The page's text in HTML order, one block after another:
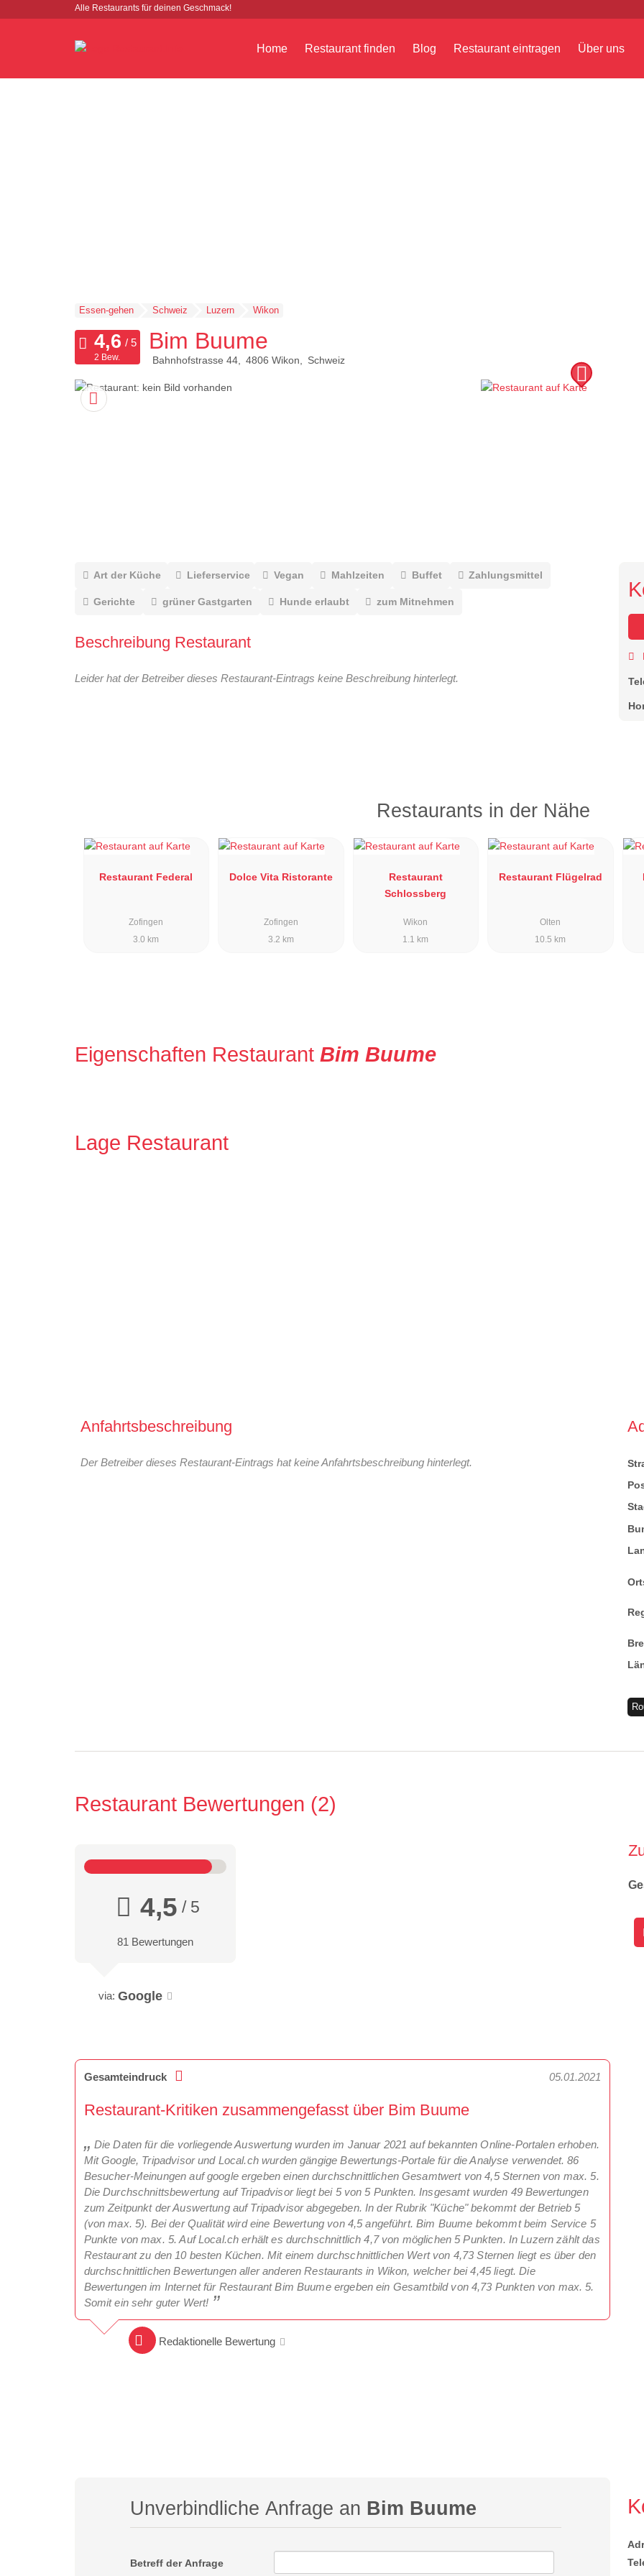
Alle Restaurants für deinen Geschmack!
Home Restaurant finden Blog Restaurant eintragen Über uns
Essen-gehen Schweiz Luzern Wikon
Bim Buume
Bahnhofstrasse 44 4806 Wikon Schweiz
2 Bew.
Art der Küche Lieferservice Vegan Mahlzeiten Buffet Zahlungsmittel
Gerichte grüner Gastgarten Hunde erlaubt zum Mitnehmen
Beschreibung Restaurant
Leider hat der Betreiber dieses Restaurant-Eintrags keine Beschreibung hinterlegt.
Restaurants in der Nähe
Restaurant Federal
Zofingen
3.0 km
Dolce Vita Ristorante
Zofingen
3.2 km
Restaurant
Schlossberg
Wikon
1.1 km
Restaurant Flügelrad
Olten
10.5 km
Eigenschaften Restaurant Bim Buume
Lage Restaurant
Anfahrtsbeschreibung
Der Betreiber dieses Restaurant-Eintrags hat keine Anfahrtsbeschreibung hinterlegt.
Restaurant Bewertungen 2
4,5 / 5
81 Bewertungen
via: Google
Gesamteindruck 05.01.2021
Restaurant-Kritiken zusammengefasst über Bim Buume
Die Daten für die vorliegende Auswertung wurden im Januar 2021 auf bekannten Online-Portalen erhoben.
Mit Google, Tripadvisor und Local.ch wurden gängige Bewertungs-Portale für die Analyse verwendet. 86
Besucher-Meinungen auf google ergeben einen durchschnittlichen Gesamtwert von 4,5 Sternen von max. 5.
Die Durchschnittsbewertung auf Tripadvisor liegt bei 5 von 5 Punkten. Insgesamt wurden 49 Bewertungen
zum Zeitpunkt der Auswertung auf Tripadvisor abgegeben. In der Rubrik "Küche" bekommt der Betrieb 5
(von max. 5). Bei der Qualität wird eine Bewertung von 4,5 angeführt. Bim Buume bekommt beim Service 5
Punkte von max. 5. Auf Local.ch erhält es durchschnittlich 4,7 von möglichen 5 Punkten. In Luzern zählt das
Restaurant zu den 10 besten Küchen. Mit einem durchschnittlichen Wert von 4,73 Sternen liegt es über den
durchschnittlichen Bewertungen aller anderen Restaurants in Wikon, welcher bei 4,45 liegt. Die
Bewertungen im Internet für Restaurant Bim Buume ergeben ein Gesamtbild von 4,73 Punkten von max. 5.
Somit ein sehr guter Wert!
Redaktionelle Bewertung
Unverbindliche Anfrage an Bim Buume
Betreff der Anfrage